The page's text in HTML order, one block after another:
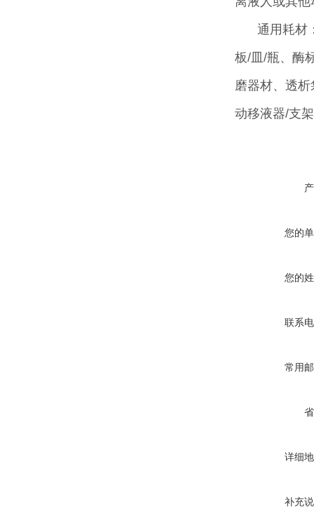
通用耗材
板/皿/瓶、酶
磨器材、透
动移液器/支
您的
您的
联系
常用
详细
补充